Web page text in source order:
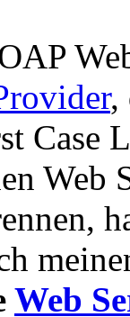
,
Case
Web
Web